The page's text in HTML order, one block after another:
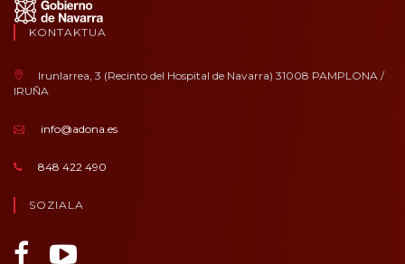
KONTAKTUA
Irunlarrea, 3 (Recinto del Hospital de Navarra) 31008 PAMPLONA /
IRUÑA
info@adona.es
848 422 490
SOZIALA